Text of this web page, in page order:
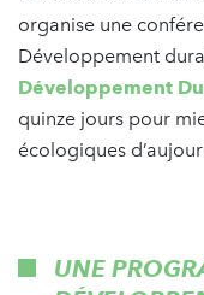
organise une
Développement
Développement
quinze jours pour
écologiques
UNE